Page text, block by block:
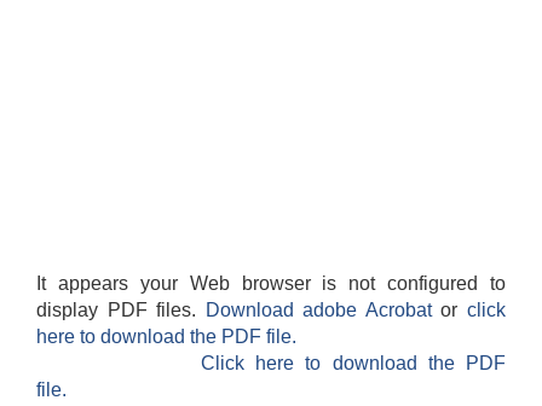
It appears your Web browser is not configured to
display PDF files.
Download adobe Acrobatorclick
here to download the PDF file.
Click here to download the PDF
file.